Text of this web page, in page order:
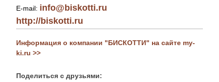
E-mail: info@biskotti.ru
http://biskotti.ru
Информация о компании "БИСКОТТИ" на сайте my-
ki.ru >>
Поделиться с друзьями: